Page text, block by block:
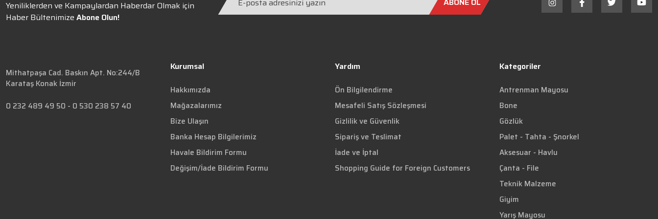
Yeniliklerden ve Kampaylardan Haberdar Olmak için
Haber Bültenimize Abone Olun!
Mithatpaşa Cad. Baskın Apt. No:244/B
Karataş Konak İzmir
0 232 489 49 50 - 0 530 238 57 40
Kurumsal
Hakkımızda
Mağazalarımız
Bize Ulaşın
Banka Hesap Bilgilerimiz
Havale Bildirim Formu
Değişim/İade Bildirim Formu
Yardım
Ön Bilgilendirme
Mesafeli Satış Sözleşmesi
Gizlilik ve Güvenlik
Sipariş ve Teslimat
İade ve İptal
Shopping Guide for Foreign Customers
Kategoriler
Antrenman Mayosu
Bone
Gözlük
Palet - Tahta - Şnorkel
Aksesuar - Havlu
Çanta - File
Teknik Malzeme
Giyim
Yarış Mayosu